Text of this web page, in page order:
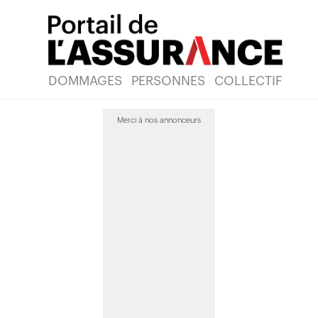
DOMMAGES PERSONNES COLLECTIF
Merci à nos annonceurs